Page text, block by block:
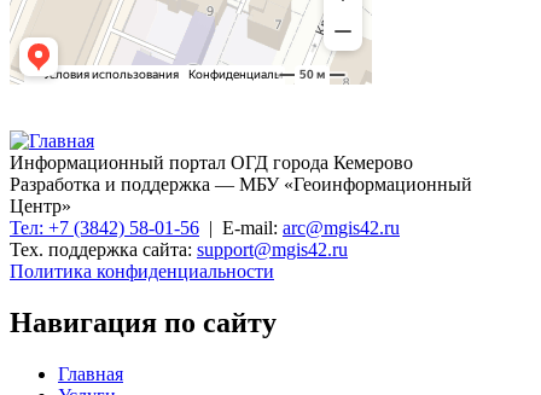
Информационный портал ОГД города Кемерово
Разработка и поддержка — МБУ «Геоинформационный
Центр»
Тел: +7 (3842) 58-01-56 | E-mail: arc@mgis42.ru
Тех. поддержка сайта: support@mgis42.ru
Политика конфиденциальности
Навигация по сайту
Главная